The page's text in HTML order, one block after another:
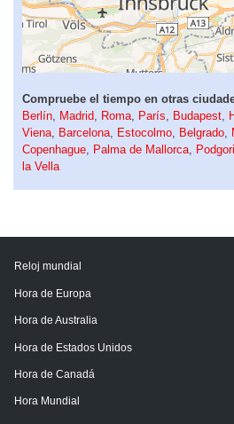
Compruebe el tiempo en otras
Berlín
Madrid Roma París Budapest
Viena
Barcelona Estocolmo Belgrado
Copenhague
Palma de Mallorca
la Vella
Reloj mundial
Hora de Europa
Hora de Australia
Hora de Estados Unidos
Hora de Canadá
Hora Mundial